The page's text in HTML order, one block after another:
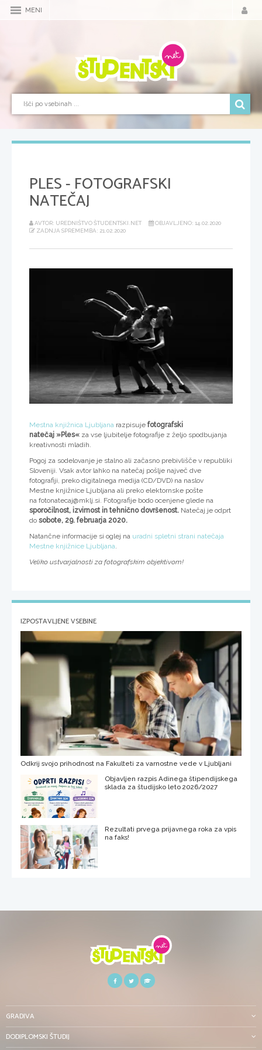
MENI
PLES - FOTOGRAFSKI
NATEČAJ
AVTOR: UREDNIŠTVO ŠTUDENTSKI.NET
OBJAVLJENO: 14.02.2020
ZADNJA SPREMEMBA: 21.02.2020
Mestna knjižnica Ljubljana razpisuje fotografski
natečaj »Ples« za vse ljubitelje fotografije z željo spodbujanja
kreativnosti mladih.
Pogoj za sodelovanje je stalno ali začasno prebivlišče v republiki
Sloveniji. Vsak avtor lahko na natečaj pošlje največ dve
fotografiji, preko digitalnega medija (CD/DVD) na naslov
Mestne knjižnice Ljubljana ali preko elektornske pošte
na fotonatecaj@mklj.si. Fotografije bodo ocenjene glede na
sporočilnost, izvirnost in tehnično dovršenost. Natečaj je odprt
do sobote, 29. februarja 2020.
Natančne informacije si oglej na uradni spletni strani natečaja
Mestne knjižnice Ljubljana.
Veliko ustvarjalnosti za fotografskim objektivom!
IZPOSTAVLJENE VSEBINE
Odkrij svojo prihodnost na Fakulteti za varnostne vede v Ljubljani
Objavljen razpis Adinega štipendijskega
sklada za študijsko leto 2026/2027
Rezultati prvega prijavnega roka za vpis
na faks!
GRADIVA
DODIPLOMSKI ŠTUDIJ